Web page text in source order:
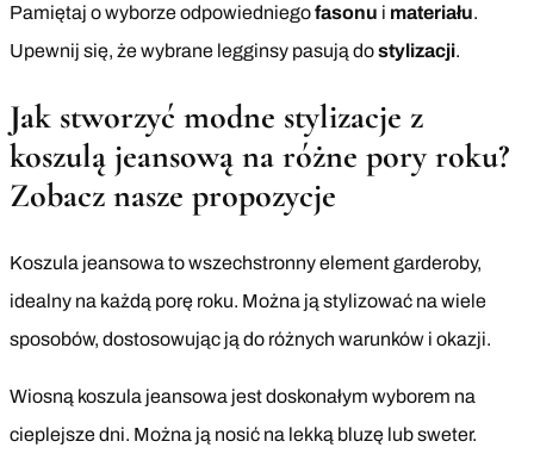
Pamiętaj o wyborze odpowiedniegofasonu i materiału.
Upewnij się, że wybrane legginsy pasują dostylizacji.
Jak stworzyć modne stylizacje z
koszulą jeansową na różne pory roku?
Zobacz nasze propozycje
Koszula jeansowa to wszechstronny element garderoby,
idealny na każdą porę roku. Można ją stylizować na wiele
sposobów, dostosowując ją do różnych warunków i okazji.
Wiosną koszula jeansowa jest doskonałym wyborem na
cieplejsze dni. Można ją nosić na lekką bluzę lub sweter.